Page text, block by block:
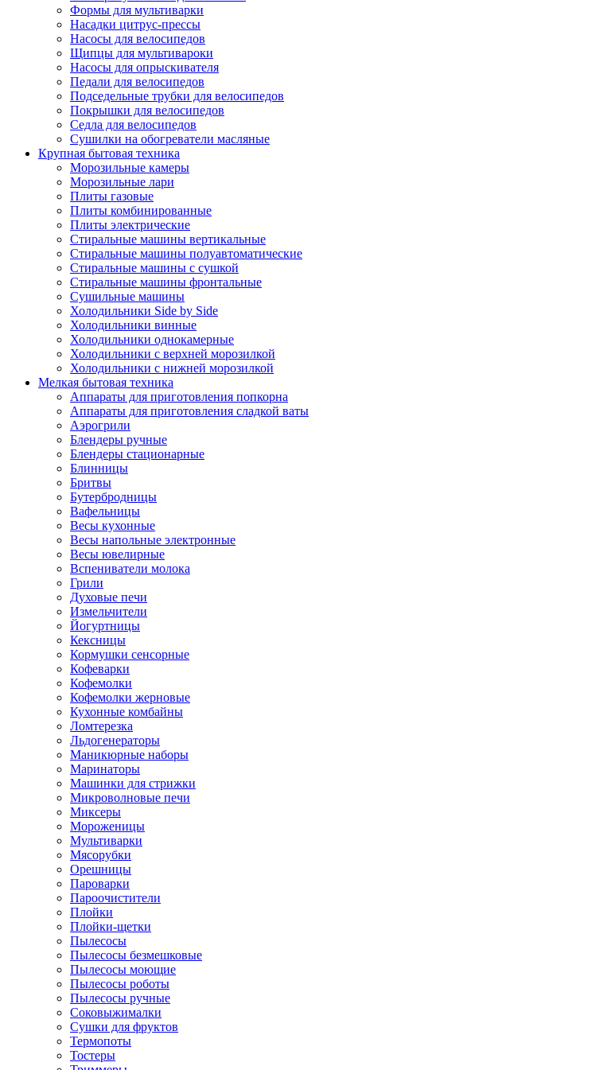
Формы для мультиварки
Насадки цитрус-прессы
Насосы для велосипедов
Щипцы для мультивароки
Насосы для опрыскивателя
Педали для велосипедов
Подседельные трубки для велосипедов
Покрышки для велосипедов
Седла для велосипедов
Сушилки на обогреватели масляные
Крупная бытовая техника
Морозильные камеры
Морозильные лари
Плиты газовые
Плиты комбинированные
Плиты электрические
Стиральные машины вертикальные
Стиральные машины полуавтоматические
Стиральные машины с сушкой
Стиральные машины фронтальные
Сушильные машины
Холодильники Side by Side
Холодильники винные
Холодильники однокамерные
Холодильники с верхней морозилкой
Холодильники с нижней морозилкой
Мелкая бытовая техника
Аппараты для приготовления попкорна
Аппараты для приготовления сладкой ваты
Аэрогрили
Блендеры ручные
Блендеры стационарные
Блинницы
Бритвы
Бутербродницы
Вафельницы
Весы кухонные
Весы напольные электронные
Весы ювелирные
Вспениватели молока
Грили
Духовые печи
Измельчители
Йогуртницы
Кексницы
Кормушки сенсорные
Кофеварки
Кофемолки
Кофемолки жерновые
Кухонные комбайны
Ломтерезка
Льдогенераторы
Маникюрные наборы
Маринаторы
Машинки для стрижки
Микроволновые печи
Миксеры
Мороженицы
Мультиварки
Мясорубки
Орешницы
Пароварки
Пароочистители
Плойки
Плойки-щетки
Пылесосы
Пылесосы безмешковые
Пылесосы моющие
Пылесосы роботы
Пылесосы ручные
Соковыжималки
Сушки для фруктов
Термопоты
Тостеры